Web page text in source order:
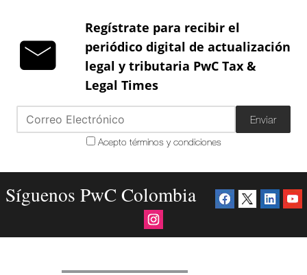
Regístrate para recibir el
periódico digital de actualización
legal y tributaria PwC Tax &
Legal Times
Enviar
Acepto términos y condiciones
Síguenos PwC Colombia